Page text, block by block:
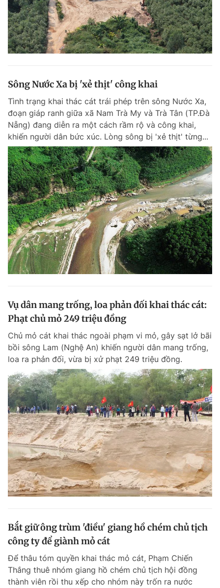
Sông Nước Xa bị 'xẻ thịt' công khai
Tình trạng khai thác cát trái phép trên sông Nước Xa,
đoạn giáp ranh giữa xã Nam Trà My và Trà Tân (TP.Đà
Nẵng) đang diễn ra một cách rầm rộ và công khai,
khiến người dân bức xúc. Lòng sông bị 'xẻ thịt' từng...
Vụ dân mang trống, loa phản đối khai thác cát:
Phạt chủ mỏ 249 triệu đồng
Chủ mỏ cát khai thác ngoài phạm vi mỏ, gây sạt lở bãi
bồi sông Lam (Nghệ An) khiến người dân mang trống,
loa ra phản đối, vừa bị xử phạt 249 triệu đồng.
Bắt giữ ông trùm 'điều' giang hồ chém chủ tịch
công ty để giành mỏ cát
Để thâu tóm quyền khai thác mỏ cát, Phạm Chiến
Thắng thuê nhóm giang hồ chém chủ tịch hội đồng
thành viên rồi thu xếp cho nhóm này trốn ra nước